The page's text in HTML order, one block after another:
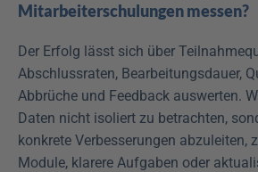
Mitarbeiterschulungen messen?
Der Erfolg lässt sich über
Abschlussraten, Bearbeitungsdauer,
Abbrüche und Feedback auswerten.
Daten nicht isoliert zu betrachten,
konkrete Verbesserungen abzuleiten,
Module, klarere Aufgaben oder